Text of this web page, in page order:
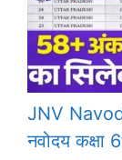
JNV
नवोदय कक्षा